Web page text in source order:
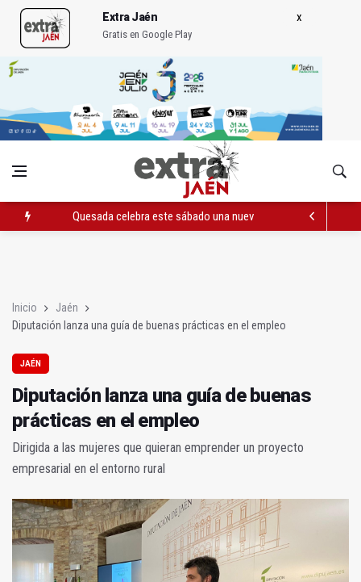
Extra Jaén
Gratis en Google Play
Quesada celebra este sábado una nueva jornada de Orgullo
Inicio
Jaén
Diputación lanza una guía de buenas prácticas en el empleo
JAÉN
Diputación lanza una guía de buenas
prácticas en el empleo
Dirigida a las mujeres que quieran emprender un proyecto
empresarial en el entorno rural